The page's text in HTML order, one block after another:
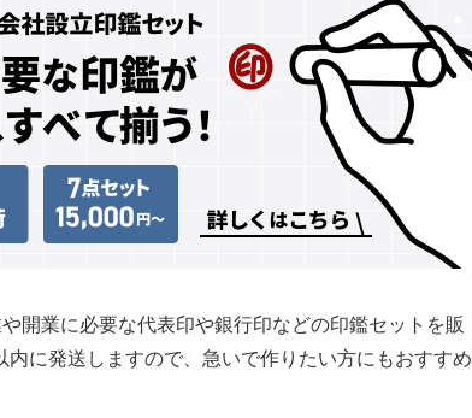
開業に必要な代表印や銀行印などの印鑑セットを販
に発送しますので、急いで作りたい方にもおすすめ